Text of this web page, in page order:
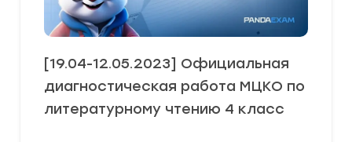
[19.04-12.05.2023] Официальная
диагностическая работа МЦКО по
литературному чтению 4 класс